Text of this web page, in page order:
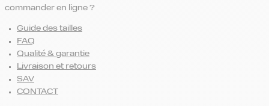
commander en ligne ?
Guide des tailles
FAQ
Qualité & garantie
Livraison et retours
SAV
CONTACT